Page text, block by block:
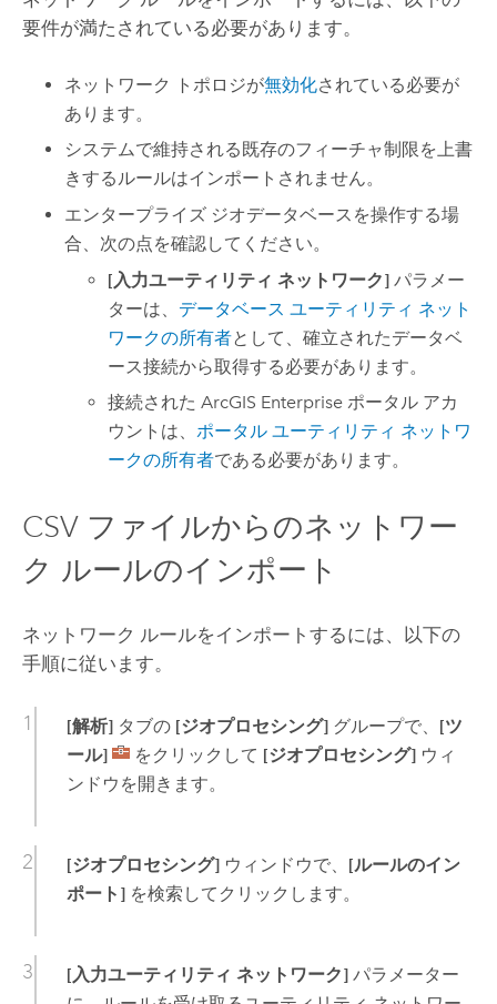
要件が満たされている必要があります。
ネットワーク トポロジが無効化されている必要が
あります。
システムで維持される既存のフィーチャ制限を上書
きするルールはインポートされません。
エンタープライズ ジオデータベースを操作する場
合、次の点を確認してください。
[入力ユーティリティ ネットワーク] パラメー
ターは、 データベース ユーティリティ ネット
ワークの所有者として、確立されたデータベ
ース接続から取得する必要があります。
接続されたArcGIS Enterprise ポータル アカ
ウントは、ポータル ユーティリティ ネットワ
ークの所有者である必要があります。
CSV ファイルからのネットワー
ク ルールのインポート
ネットワーク ルールをインポートするには、以下の
手順に従います。
[解析]タブの [ジオプロセシング]グループで、 [ツ
ール]
をクリックして [ジオプロセシング]ウィ
ンドウを開きます。
[ジオプロセシング]ウィンドウで、 [ルールのイン
ポート]を検索してクリックします。
[入力ユーティリティ ネットワーク]パラメーター